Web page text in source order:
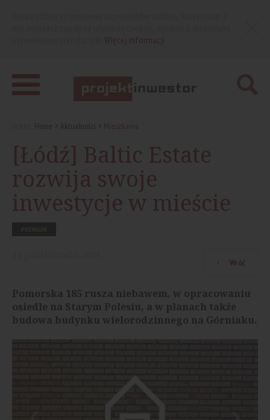
Home Aktualności Mieszkania
[Łódź] Baltic Estate
rozwija swoje
inwestycje w mieście
Wróć
Pomorska 185 rusza niebawem, w opracowaniu
osiedle na Starym Polesiu, a w planach także
budowa budynku wielorodzinnego na Górniaku.